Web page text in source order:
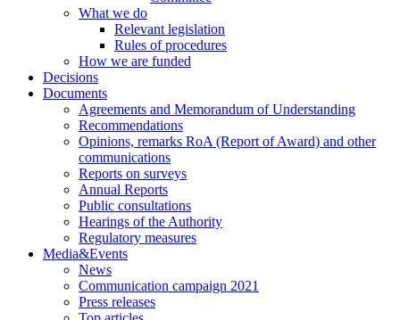
What we do
Relevant legislation
Rules of procedures
How we are funded
Decisions
Documents
Agreements and Memorandum of Understanding
Recommendations
Opinions, remarks RoA (Report of Award) and other
communications
Reports on surveys
Annual Reports
Public consultations
Hearings of the Authority
Regulatory measures
Media&Events
News
Communication campaign 2021
Press releases